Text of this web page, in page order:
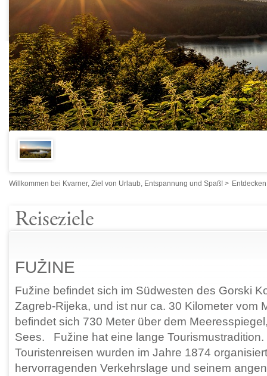
Willkommen bei Kvarner, Ziel von Urlaub, Entspannung und Spaß! >
Reiseziele
FUŽINE
Fužine befindet sich im Südwesten des Gorski
Zagreb-Rijeka, und ist nur ca. 30 Kilometer vom
befindet sich 730 Meter über dem
Sees. Fužine hat eine lange Tourismustradition.
Touristenreisen wurden im Jahre 1874
hervorragenden Verkehrslage und seinem